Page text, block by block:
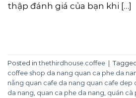
thập đánh giá của bạn khi […]
Posted inthethirdhouse.coffee Tagged
coffee shop da nang quan ca phe da
nẵng quan cafe da nang quan cafe dep
da nang quan ca phe da nang quán cà